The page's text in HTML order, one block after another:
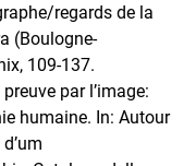
regards de la
(Boulogne-
109-137.
par l’image:
humaine. In: Autour